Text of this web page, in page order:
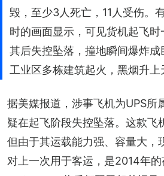
毁，至少3人死亡，11人受伤。
时的画面显示，可见货机起飞时
其后失控坠落，撞地瞬间爆炸
工业区多栋建筑起火，黑烟升上
据美媒报道，涉事飞机为UPS所
疑在起飞阶段失控坠落。这款飞
但由于其运载能力强、容量大，
对上一次用于客运，是2014年的